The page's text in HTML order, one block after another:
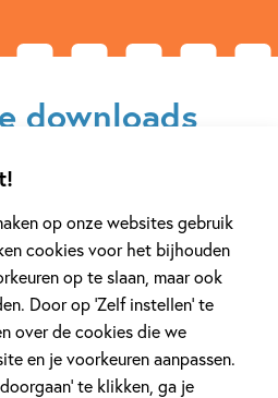
op onze websites gebruik
cookies voor het bijhouden
op te slaan, maar ook
Door op ‘Zelf instellen’ te
over de cookies die we
en je voorkeuren aanpassen.
te klikken, ga je
downloads